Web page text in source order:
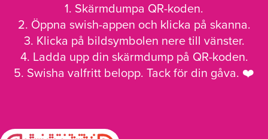
1. Skärmdumpa QR-koden.
2. Öppna swish-appen och klicka på skanna.
3. Klicka på bildsymbolen nere till vänster.
4. Ladda upp din skärmdump på QR-koden.
5. Swisha valfritt belopp. Tack för din gåva. ❤️